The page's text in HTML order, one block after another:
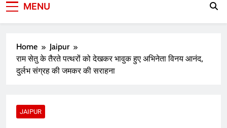
MENU
Home
Jaipur
राम सेतु के तैरते पत्थरों को देखकर भावुक हुए अभिनेता विनय आनंद,
दुर्लभ संग्रह की जमकर की सराहना
JAIPUR